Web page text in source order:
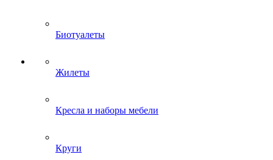
Биотуалеты
Жилеты
Кресла и наборы мебели
Круги